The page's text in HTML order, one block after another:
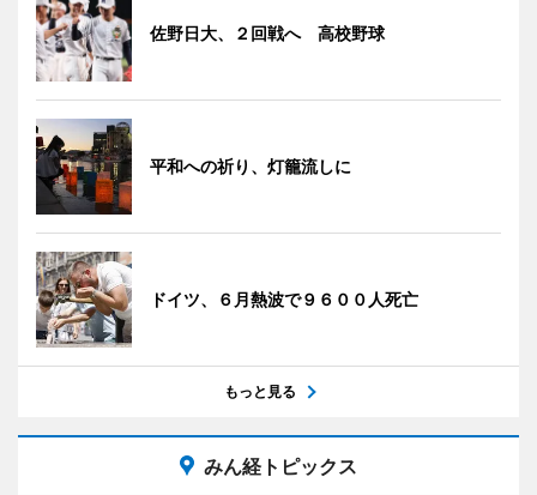
佐野日大、２回戦へ 高校野球
平和への祈り、灯籠流しに
ドイツ、６月熱波で９６００人死亡
もっと見る
みん経トピックス